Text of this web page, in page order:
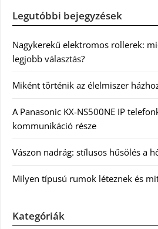
Legutóbbi bejegyzések
Nagykerekű elektromos rollerek:
legjobb választás?
Miként történik az élelmiszer
A Panasonic KX-NS500NE IP
kommunikáció része
Vászon nadrág: stílusos hűsölés a
Milyen típusú rumok léteznek és
Kategóriák